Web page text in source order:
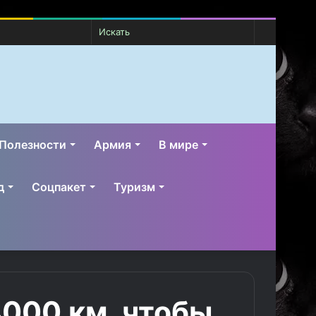
Switch
Случайная
Полезности Армия В мире
Соцпакет Туризм